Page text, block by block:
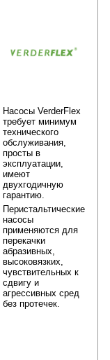
Насосы VerderFlex
требует минимум
технического
обслуживания,
просты в
эксплуатации,
имеют
двухгодичную
гарантию.
Перистальтические
насосы
применяются для
перекачки
абразивных,
высоковязких,
чувствительных к
сдвигу и
агрессивных сред
без протечек.